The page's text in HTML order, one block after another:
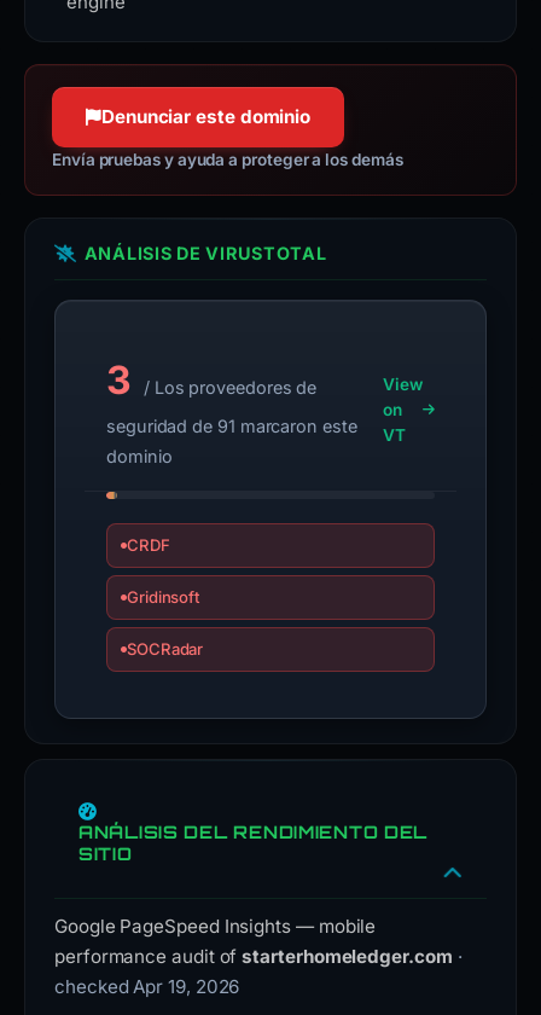
Denunciar este dominio
Envía pruebas y ayuda a proteger a los demás
ANÁLISIS DE VIRUSTOTAL
3
/ Los proveedores de
seguridad de 91 marcaron este
dominio
View
on
VT
CRDF
Gridinsoft
SOCRadar
ANÁLISIS DEL RENDIMIENTO DEL
SITIO
Google PageSpeed Insights — mobile
performance audit ofstarterhomeledger.com ·
checked Apr 19, 2026